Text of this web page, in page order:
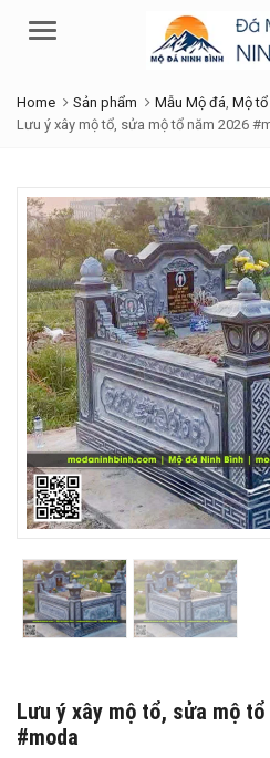
Menu
Home Sản phẩm Mẫu Mộ đá Mộ tổ
Lưu ý xây mộ tổ, sửa mộ tổ năm 2026
Lưu ý xây mộ tổ, sửa mộ tổ
#moda